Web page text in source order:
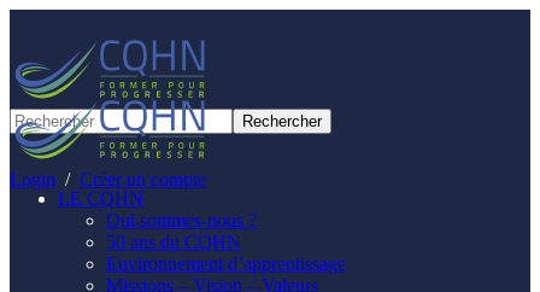
Login / Créer un compte
LE CQHN
Qui sommes-nous ?
50 ans du CQHN
Environnement d’apprentissage
Missions – Vision – Valeurs
Panneau de gestion des cookies